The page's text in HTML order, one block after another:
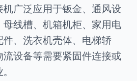
广泛应用于钣金、通风设
线槽、机箱机柜、家用电
、洗衣机壳体、电梯轿
设备等需要紧固件连接或